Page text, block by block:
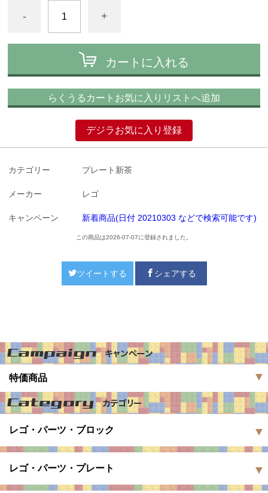
- +
カートに入れる
らくうるカートお気に入りリストへ追加
デジラお気に入り登録
カテゴリー プレート新茶
メーカー レゴ
キャンペーン 新着商品(日付 20210303 などで検索可能です)
この商品は2026-07-07に登録されました。
ツイートする シェアする
特価商品
レゴ・パーツ・ブロック
レゴ・パーツ・プレート